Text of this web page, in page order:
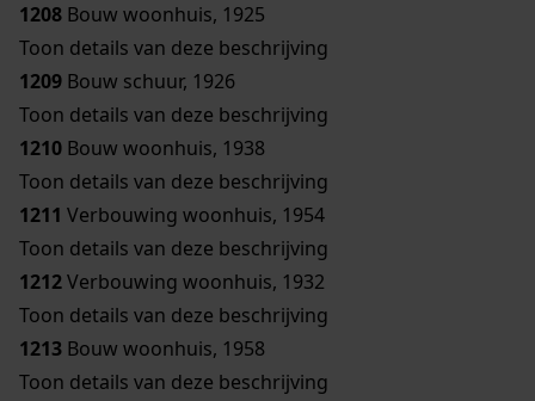
1208 Bouw woonhuis, 1925
Toon details van deze beschrijving
1209 Bouw schuur, 1926
Toon details van deze beschrijving
1210 Bouw woonhuis, 1938
Toon details van deze beschrijving
1211 Verbouwing woonhuis, 1954
Toon details van deze beschrijving
1212Verbouwing woonhuis, 1932
Toon details van deze beschrijving
1213 Bouw woonhuis, 1958
Toon details van deze beschrijving